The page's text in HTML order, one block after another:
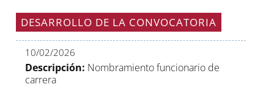
DESARROLLO DE LA CONVOCATORIA
10/02/2026
Descripción: Nombramiento funcionario de
carrera